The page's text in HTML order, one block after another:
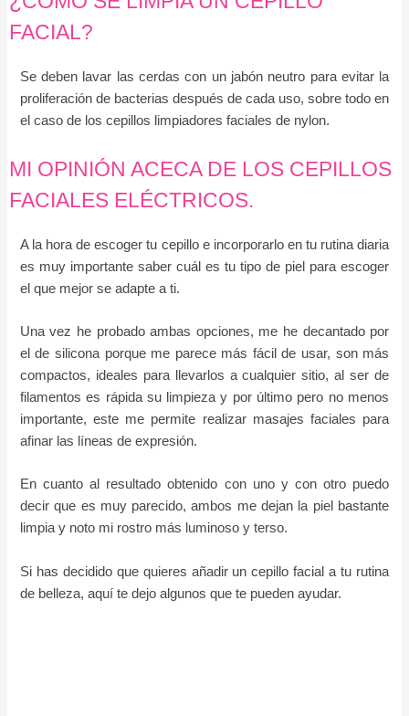
FACIAL?
Se deben lavar las cerdas con un jabón neutro para evitar la
proliferación de bacterias después de cada uso, sobre todo en
el caso de los cepillos limpiadores faciales de nylon.
MI OPINIÓN ACECA DE LOS CEPILLOS
FACIALES ELÉCTRICOS.
A la hora de escoger tu cepillo e incorporarlo en tu rutina diaria
es muy importante saber cuál es tu tipo de piel para escoger
el que mejor se adapte a ti.
Una vez he probado ambas opciones, me he decantado por
el de silicona porque me parece más fácil de usar, son más
compactos, ideales para llevarlos a cualquier sitio, al ser de
filamentos es rápida su limpieza y por último pero no menos
importante, este me permite realizar masajes faciales para
afinar las líneas de expresión.
En cuanto al resultado obtenido con uno y con otro puedo
decir que es muy parecido, ambos me dejan la piel bastante
limpia y noto mi rostro más luminoso y terso.
Si has decidido que quieres añadir un cepillo facial a tu rutina
de belleza, aquí te dejo algunos que te pueden ayudar.